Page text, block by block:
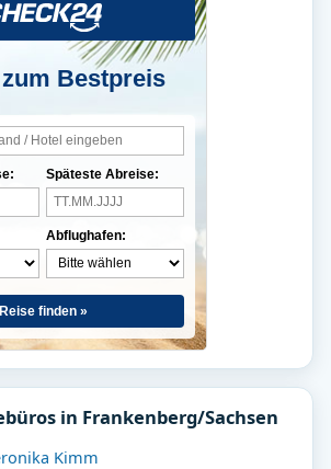
Bestpreis
Späteste Abreise:
Abflughafen:
Reise finden »
in Frankenberg/Sachsen
Kimm